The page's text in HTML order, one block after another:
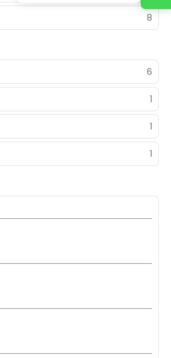
8
6
1
1
1